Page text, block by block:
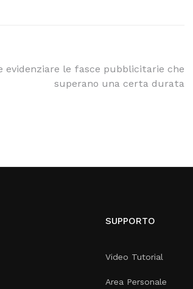
evidenziare le fasce pubblicitarie che
superano una certa durata
SUPPORTO
Video Tutorial
Area Personale